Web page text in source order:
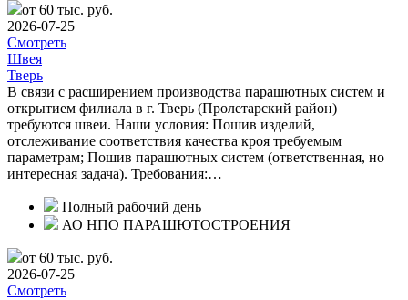
от 60 тыс. руб.
2026-07-25
Смотреть
Швея
Тверь
В связи с расширением производства парашютных систем и
открытием филиала в г. Тверь (Пролетарский район)
требуются швеи. Наши условия: Пошив изделий,
отслеживание соответствия качества кроя требуемым
параметрам; Пошив парашютных систем (ответственная, но
интересная задача). Требования:…
Полный рабочий день
АО НПО ПАРАШЮТОСТРОЕНИЯ
от 60 тыс. руб.
2026-07-25
Смотреть